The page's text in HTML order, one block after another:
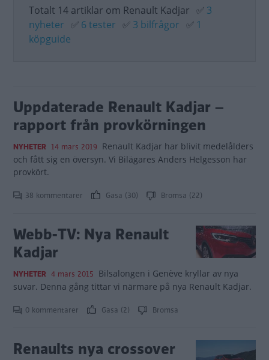
Totalt 14 artiklar om Renault Kadjar ✅ 3
nyheter ✅ 6 tester ✅ 3 bilfrågor ✅ 1
köpguide
Uppdaterade Renault Kadjar –
rapport från provkörningen
NYHETER 14 mars 2019 Renault Kadjar har blivit medelålders
och fått sig en översyn. Vi Bilägares Anders Helgesson har
provkört.
38 kommentarer Gasa (30) Bromsa (22)
Webb-TV: Nya Renault
Kadjar
NYHETER 4 mars 2015 Bilsalongen i Genève kryllar av nya
suvar. Denna gång tittar vi närmare på nya Renault Kadjar.
0 kommentarer Gasa (2) Bromsa
Renaults nya crossover